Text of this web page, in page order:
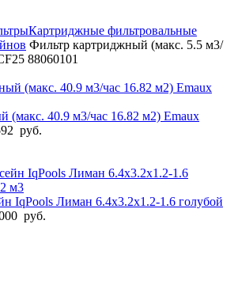
Картриджные фильтровальные
Фильтр картриджный (макс. 5.5 м3/
88060101
(макс. 40.9 м3/час 16.82 м2) Emaux
руб.
IqPools Лиман 6.4х3.2х1.2-1.6 голубой
руб.